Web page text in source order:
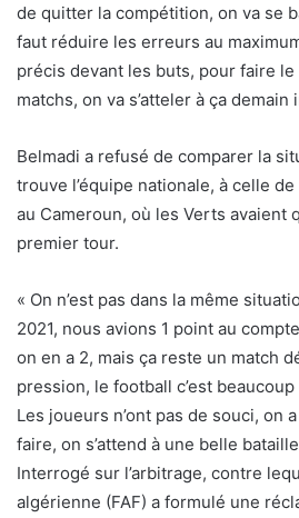
de quitter la compétition, on va se
faut réduire les erreurs au
précis devant les buts, pour faire le
matchs, on va s’atteler à ça demain
Belmadi a refusé de comparer la
trouve l’équipe nationale, à celle
au Cameroun, où les Verts avaient
premier tour.
« On n’est pas dans la même
2021, nous avions 1 point au
on en a 2, mais ça reste un match
pression, le football c’est beaucoup
Les joueurs n’ont pas de souci, on
faire, on s’attend à une belle
Interrogé sur l’arbitrage, contre
algérienne (FAF) a formulé une